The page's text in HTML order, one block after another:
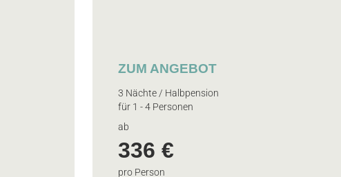
3 Nächte / Halbpension
für 1 - 4 Personen
ab
336 €
pro Person
ZUM ANGEBOT